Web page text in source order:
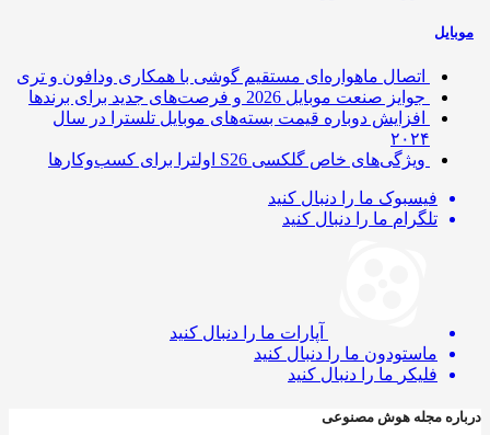
اتصال ماهواره‌ای مستقیم گوشی‌ با همکاری ودافون و تری
جوایز صنعت موبایل 2026 و فرصت‌های جدید برای برندها
افزایش دوباره قیمت بسته‌های موبایل تلسترا در سال
۲۰۲۴
ویژگی‌های خاص گلکسی S26 اولترا برای کسب‌وکارها
فیسبوک ما را دنبال کنید
تلگرام ما را دنبال کنید
آپارات ما را دنبال کنید
ماستودون ما را دنبال کنید
فلیکر ما را دنبال کنید
مجله هوش مصنوعی